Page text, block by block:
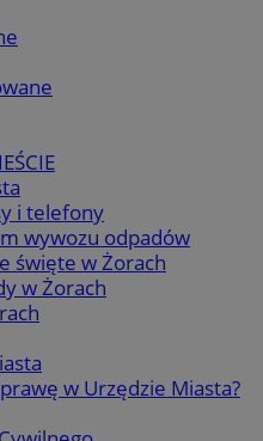
i telefony
wywozu odpadów
święte w Żorach
w Żorach
w Urzędzie Miasta?